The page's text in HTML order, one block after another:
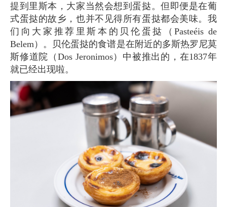
提到里斯本，大家当然会想到蛋挞。但即便是在葡
式蛋挞的故乡，也并不见得所有蛋挞都会美味。我
们向大家推荐里斯本的贝伦蛋挞（Pasteéis de
Belem）。贝伦蛋挞的食谱是在附近的多斯热罗尼莫
斯修道院（Dos Jeronimos）中被推出的，在1837年
就已经出现啦。